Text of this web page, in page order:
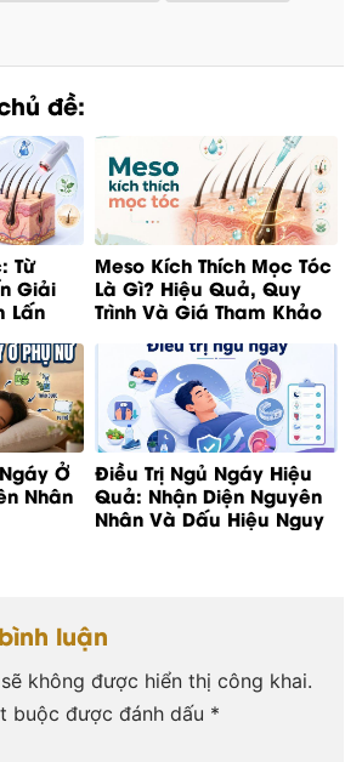
đề:
Từ
Giải
Lấn
Meso Kích Thích Mọc Tóc
Là Gì? Hiệu Quả, Quy
Trình Và Giá Tham Khảo
Ở
Nhân
Điều Trị Ngủ Ngáy Hiệu
Quả: Nhận Diện Nguyên
Nhân Và Dấu Hiệu Nguy
luận
không được hiển thị công khai.
buộc được đánh dấu *